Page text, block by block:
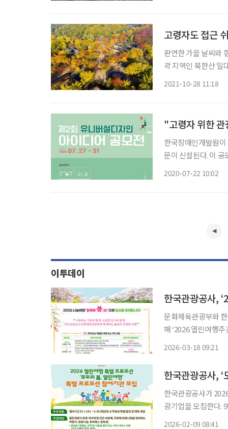
고령자도 접근
완연한 가을 날씨와
곽 지역인 북한산 일
2021-10-28 11:18
"고령자 위한
한국장애인개발원이
문이 신설된다. 이
2020-07-22 10:02
이투데이
한국관광공사,
문화체육관광부와
해 ‘2026 열린여행주간 특별 프로그램 나눔여행 함께해 봄(春)’ 참가자를 모집한다. 18일 관
2026-03-18 09:21
한국관광공사,
한국관광공사가
광기업을 모집한다. 9일 관광공사에 따르면 이번 프로모션은 오는 4월 20일 ‘장애인의 날’을
2026-02-09 08:41